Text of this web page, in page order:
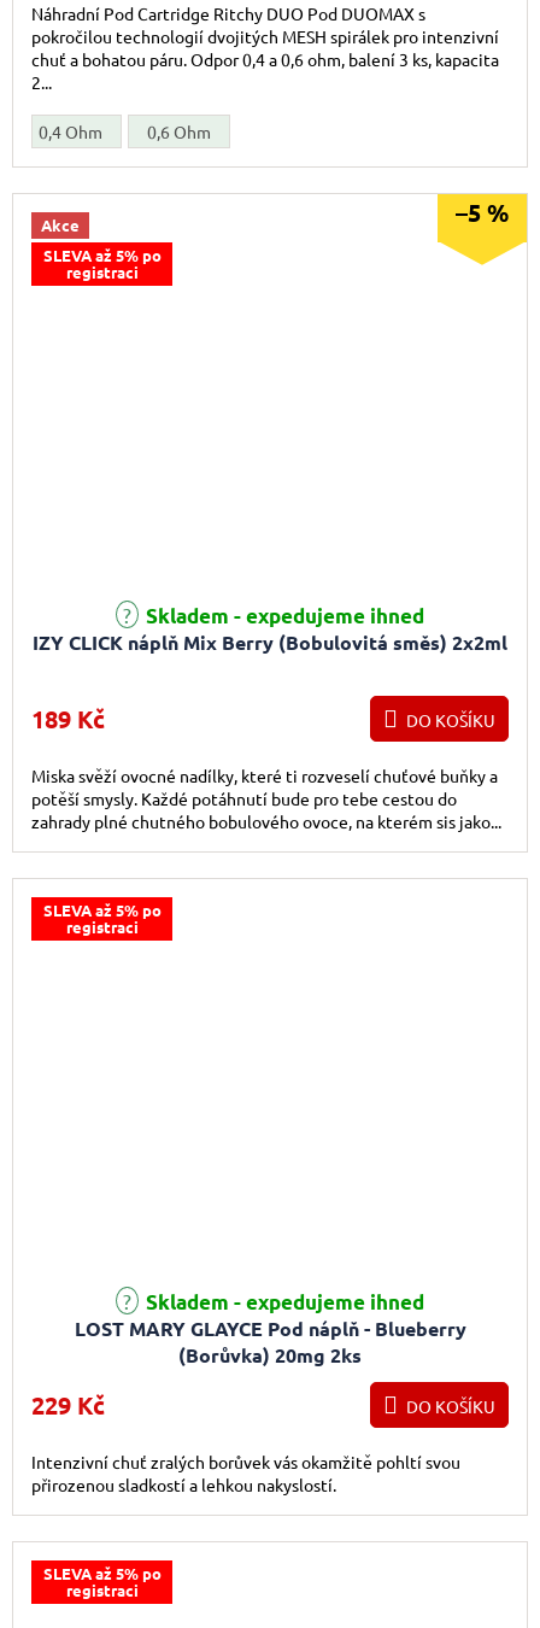
Náhradní Pod Cartridge Ritchy DUO Pod DUOMAX s
pokročilou technologií dvojitých MESH spirálek pro intenzivní
chuť a bohatou páru. Odpor 0,4 a 0,6 ohm, balení 3 ks, kapacita
2...
0,4 Ohm 0,6 Ohm
Akce
SLEVA až 5% po
registraci
–5 %
IZY CLICK náplň Mix Berry (Bobulovitá směs) 2x2ml
Skladem - expedujeme ihned
189 Kč DO KOŠÍKU
Miska svěží ovocné nadílky, které ti rozveselí chuťové buňky a
potěší smysly. Každé potáhnutí bude pro tebe cestou do
zahrady plné chutného bobulového ovoce, na kterém sis jako...
SLEVA až 5% po
registraci
LOST MARY GLAYCE Pod náplň - Blueberry
(Borůvka) 20mg 2ks
Skladem - expedujeme ihned
229 Kč DO KOŠÍKU
Intenzivní chuť zralých borůvek vás okamžitě pohltí svou
přirozenou sladkostí a lehkou nakyslostí.
SLEVA až 5% po
registraci